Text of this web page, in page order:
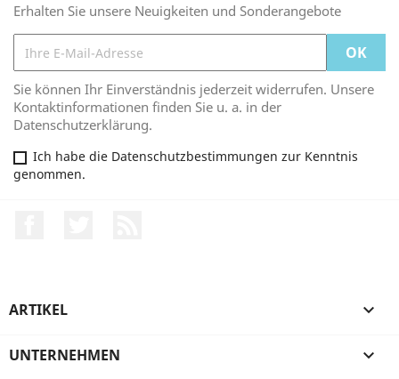
Erhalten Sie unsere Neuigkeiten und Sonderangebote
Sie können Ihr Einverständnis jederzeit widerrufen. Unsere
Kontaktinformationen finden Sie u. a. in der
Datenschutzerklärung.
Ich habe die Datenschutzbestimmungen zur Kenntnis
genommen.
ARTIKEL 
UNTERNEHMEN 